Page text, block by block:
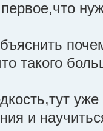
такого
и